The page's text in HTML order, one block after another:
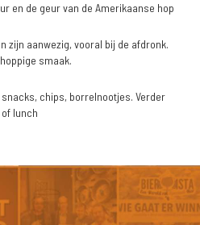
en de geur van de Amerikaanse hop
zijn aanwezig, vooral bij de afdronk.
smaak.
chips, borrelnootjes. Verder
lunch